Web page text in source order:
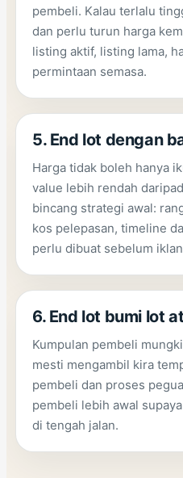
pembeli. Kalau terlalu
dan perlu turun harga
listing aktif, listing lama,
permintaan semasa.
5. End lot dengan
Harga tidak boleh hanya
value lebih rendah
bincang strategi awal:
kos pelepasan, timeline
perlu dibuat sebelum
6. End lot bumi lot
Kumpulan pembeli
mesti mengambil kira
pembeli dan proses
pembeli lebih awal
di tengah jalan.